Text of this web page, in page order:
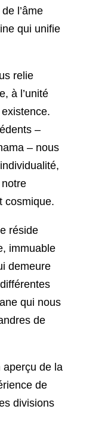
l’âme
qui unifie
relie
à l’unité
–
– nous
cosmique.
réside
immuable
demeure
qui nous
de
aperçu de la
de
divisions